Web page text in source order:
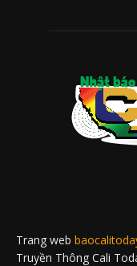
Trang web
Truyền Thông Cali